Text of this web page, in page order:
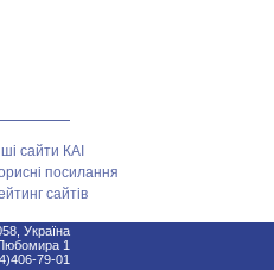
сайти КАІ
посилання
сайтів
Україна
1
79-01